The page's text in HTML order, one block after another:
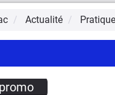
Actualité Pratique